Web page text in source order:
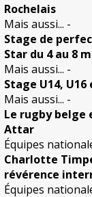
Rochelais
Mais aussi... -
Stage de
Star du 4 au 8
Mais aussi... -
Stage U14,
Mais aussi... -
Le rugby belge
Attar
Équipes
Charlotte
révérence
Équipes